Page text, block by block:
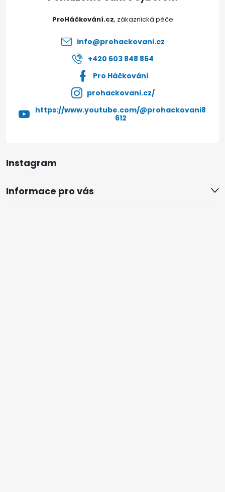
Instagram
Informace pro vás
ProHáčkování.cz
info@prohackovani.cz
+420 603 848 864
Pro Háčkování
prohackovani.cz/
https://www.youtube.com/@prohackovani8
612